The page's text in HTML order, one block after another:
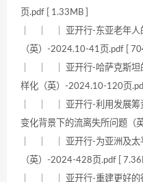
页.pdf [ 1.33MB ]
｜ ｜ ｜ 亚开行-东亚老年人
（英）-2024.10-41页.pdf [
｜ ｜ ｜ 亚开行-哈萨克斯坦
样化（英）-2024.10-120页
｜ ｜ ｜ 亚开行-利用发展筹
变化背景下的流离失所问题（
｜ ｜ ｜ 亚开行-为亚洲及太
（英）-2024-428页.pdf [
｜ ｜ ｜ 亚开行-重建更好